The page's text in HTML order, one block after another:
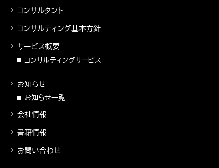
コンサルタント
コンサルティング基本方針
サービス概要
コンサルティングサービス
お知らせ
お知らせ一覧
会社情報
書籍情報
お問い合わせ